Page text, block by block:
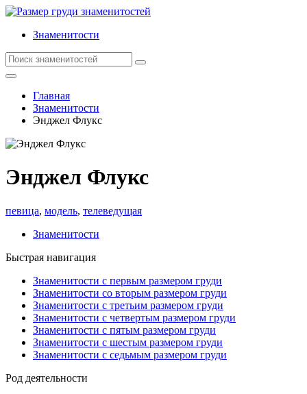
Знаменитости
Главная
Знаменитости
Энджел Флукс
Энджел Флукс
певица, модель, телеведущая
Знаменитости
Быстрая навигация
Знаменитости с первым размером груди
Знаменитости со вторым размером груди
Знаменитости с третьим размером груди
Знаменитости с четвертым размером груди
Знаменитости с пятым размером груди
Знаменитости с шестым размером груди
Знаменитости с седьмым размером груди
Род деятельности